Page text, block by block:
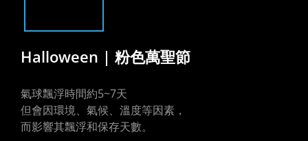
Halloween | 粉色萬聖節
氣球飄浮時間約5~7天
但會因環境、氣候、溫度等因素，
而影響其飄浮和保存天數。